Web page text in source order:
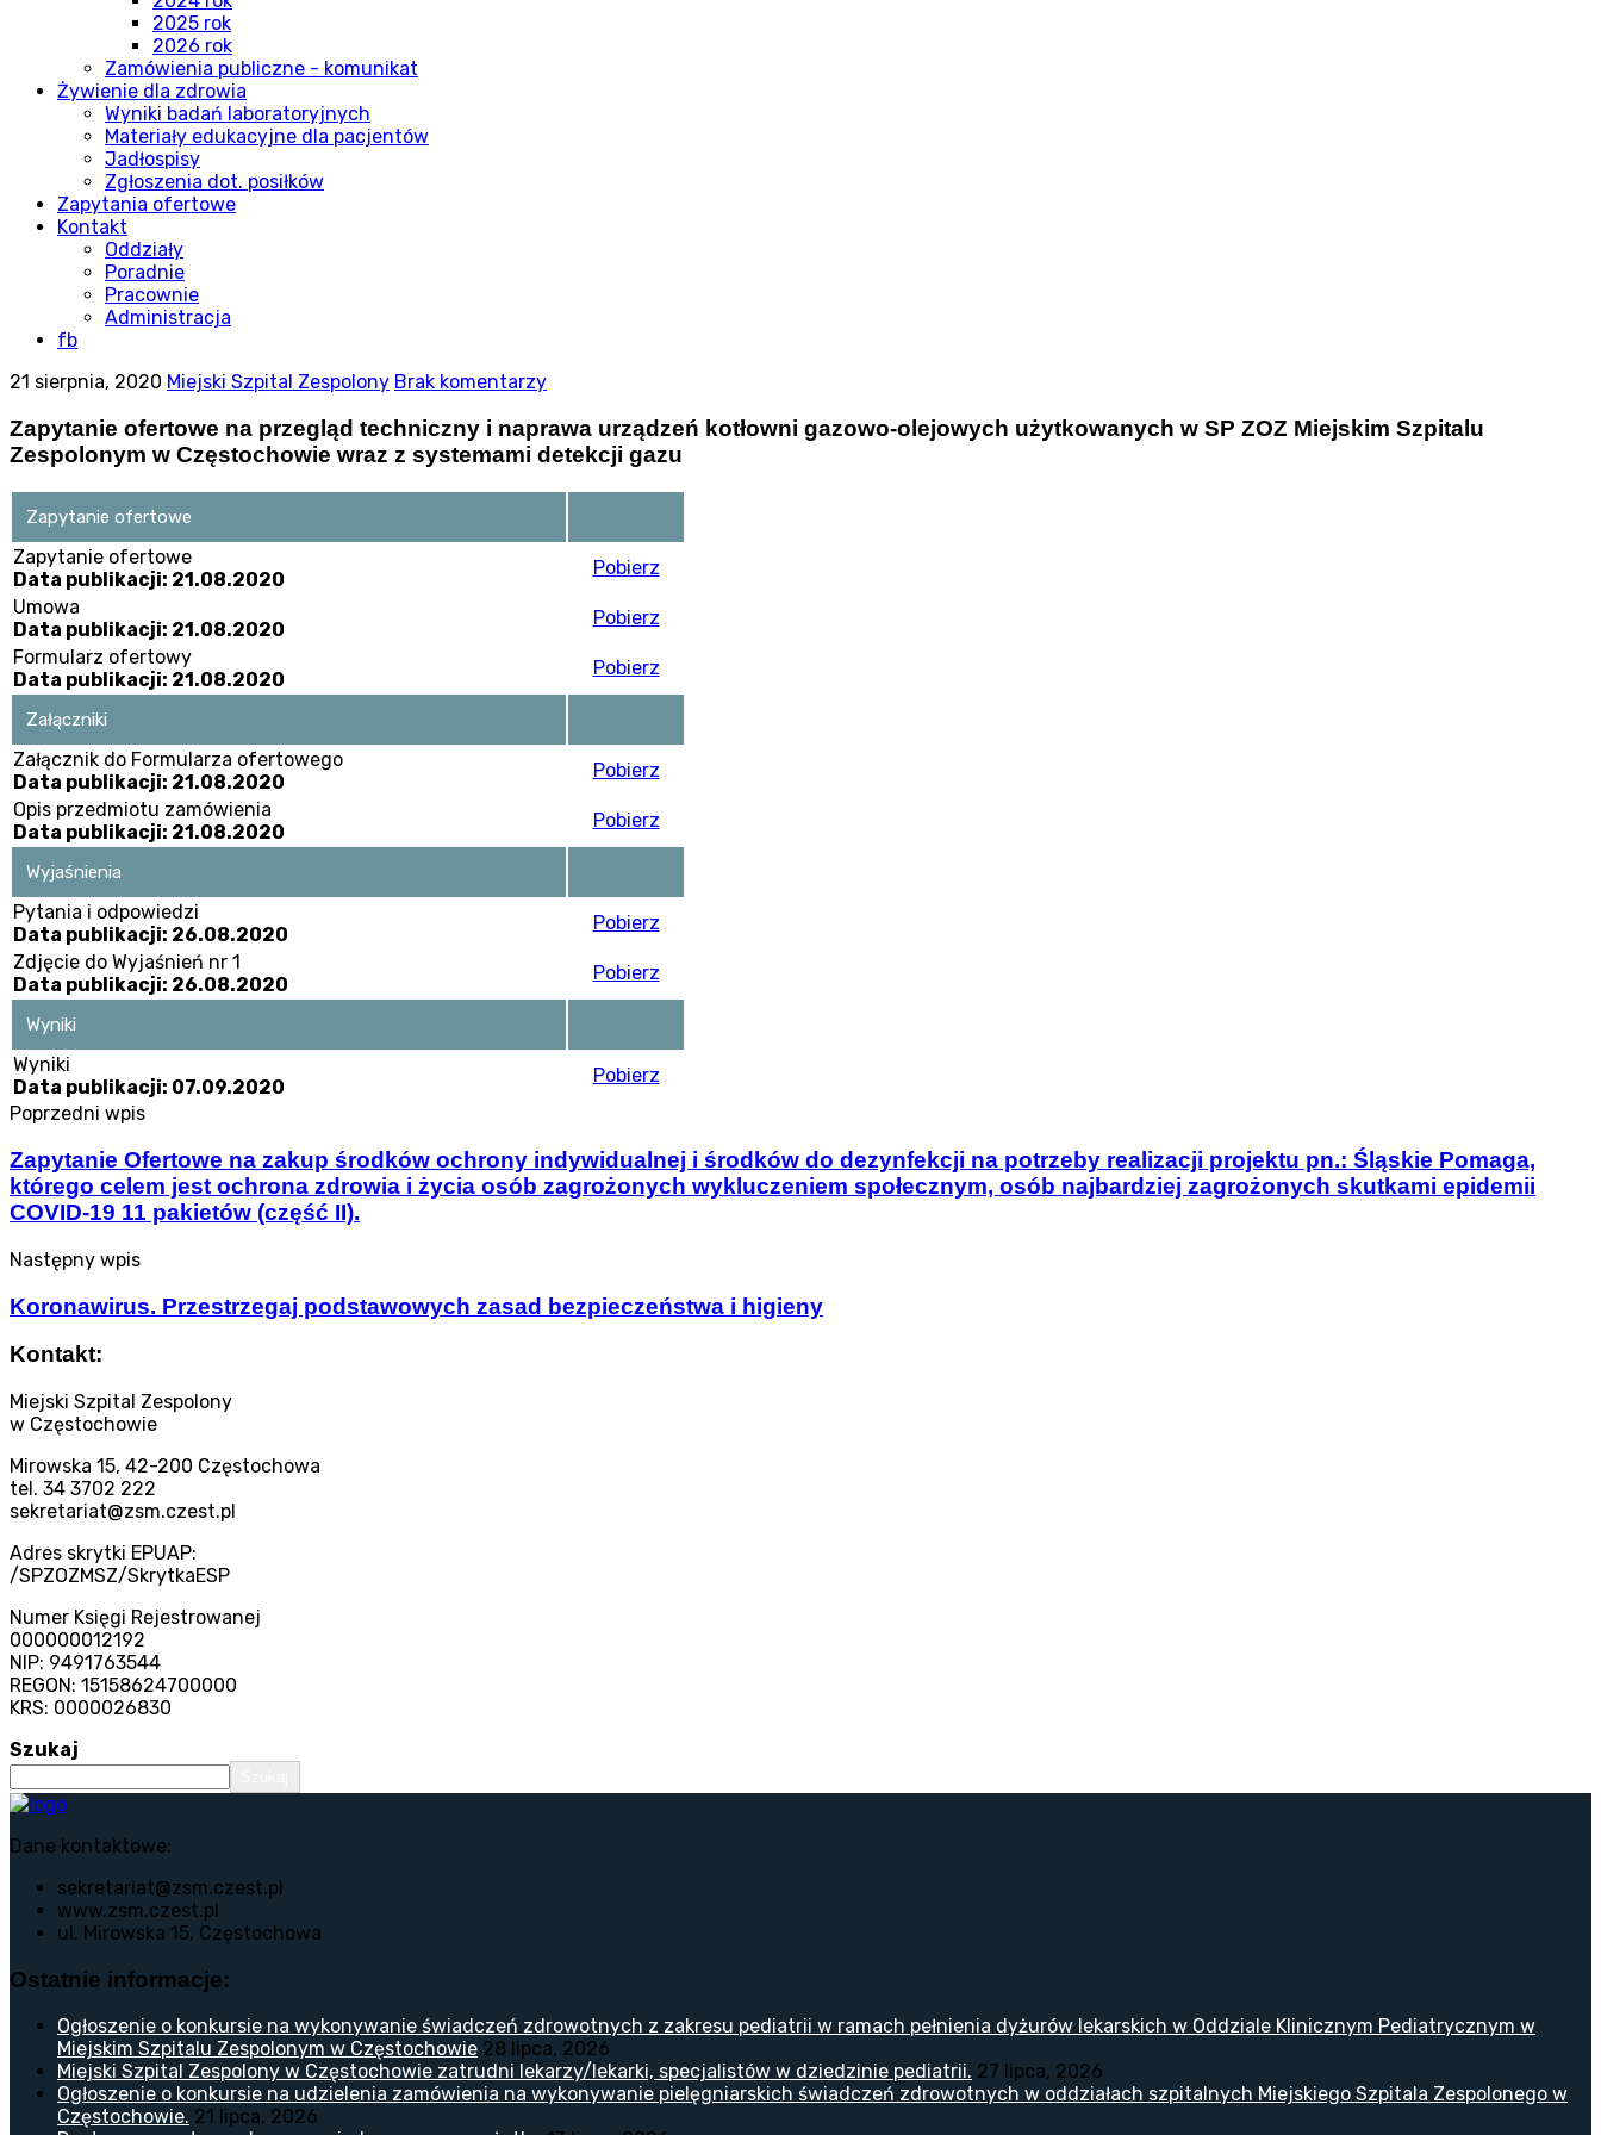
2025 rok
2026 rok
Zamówienia publiczne - komunikat
Żywienie dla zdrowia
Wyniki badań laboratoryjnych
Materiały edukacyjne dla pacjentów
Jadłospisy
Zgłoszenia dot. posiłków
Zapytania ofertowe
Kontakt
Oddziały
Poradnie
Pracownie
Administracja
fb
21 sierpnia, 2020 Miejski Szpital Zespolony Brak komentarzy
Zapytanie ofertowe na przegląd techniczny i naprawa urządzeń kotłowni gazowo-olejowych użytkowanych w SP ZOZ Miejskim Szpitalu
Zespolonym w Częstochowie wraz z systemami detekcji gazu
Zapytanie ofertowe
Zapytanie ofertowe
Data publikacji: 21.08.2020
Pobierz
Umowa
Data publikacji: 21.08.2020
Pobierz
Formularz ofertowy
Data publikacji: 21.08.2020
Pobierz
Załączniki
Załącznik do Formularza ofertowego
Data publikacji: 21.08.2020
Pobierz
Opis przedmiotu zamówienia
Data publikacji: 21.08.2020
Pobierz
Wyjaśnienia
Pytania i odpowiedzi
Data publikacji: 26.08.2020
Pobierz
Zdjęcie do Wyjaśnień nr 1
Data publikacji: 26.08.2020
Pobierz
Wyniki
Wyniki
Data publikacji: 07.09.2020
Pobierz
Poprzedni wpis
Zapytanie Ofertowe na zakup środków ochrony indywidualnej i środków do dezynfekcji na potrzeby realizacji projektu pn.: Śląskie Pomaga,
którego celem jest ochrona zdrowia i życia osób zagrożonych wykluczeniem społecznym, osób najbardziej zagrożonych skutkami epidemii
COVID-19 11 pakietów (część II).
Następny wpis
Koronawirus. Przestrzegaj podstawowych zasad bezpieczeństwa i higieny
Kontakt:
Miejski Szpital Zespolony
w Częstochowie
Mirowska 15, 42-200 Częstochowa
tel. 34 3702 222
sekretariat@zsm.czest.pl
Adres skrytki EPUAP:
/SPZOZMSZ/SkrytkaESP
Numer Księgi Rejestrowanej
000000012192
NIP: 9491763544
REGON: 15158624700000
KRS: 0000026830
Szukaj
Dane kontaktowe:
sekretariat@zsm.czest.pl
www.zsm.czest.pl
ul. Mirowska 15, Częstochowa
Ostatnie informacje:
Ogłoszenie o konkursie na wykonywanie świadczeń zdrowotnych z zakresu pediatrii w ramach pełnienia dyżurów lekarskich w Oddziale Klinicznym Pediatrycznym w
Miejskim Szpitalu Zespolonym w Częstochowie 28 lipca, 2026
Miejski Szpital Zespolony w Częstochowie zatrudni lekarzy/lekarki, specjalistów w dziedzinie pediatrii. 27 lipca, 2026
Ogłoszenie o konkursie na udzielenia zamówienia na wykonywanie pielęgniarskich świadczeń zdrowotnych w oddziałach szpitalnych Miejskiego Szpitala Zespolonego w
Częstochowie. 21 lipca, 2026